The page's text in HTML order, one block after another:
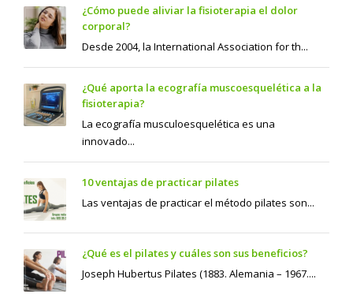
¿Cómo puede aliviar la fisioterapia el dolor
corporal?
Desde 2004, la International Association for th...
¿Qué aporta la ecografía muscoesquelética a la
fisioterapia?
La ecografía musculoesquelética es una
innovado...
10 ventajas de practicar pilates
Las ventajas de practicar el método pilates son...
¿Qué es el pilates y cuáles son sus beneficios?
Joseph Hubertus Pilates (1883. Alemania – 1967....